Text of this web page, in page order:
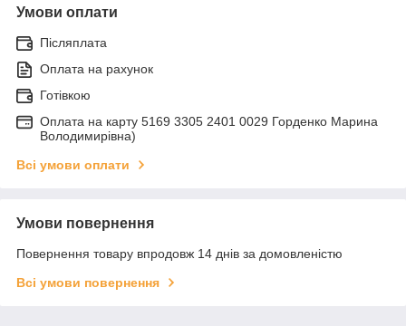
Умови оплати
Післяплата
Оплата на рахунок
Готівкою
Оплата на карту 5169 3305 2401 0029 Горденко Марина
Володимирівна)
Всі умови оплати
Умови повернення
Повернення товару впродовж 14 днів за домовленістю
Всі умови повернення